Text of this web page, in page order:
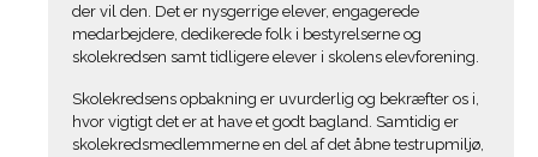
der vil den. Det er nysgerrige elever, engagerede
medarbejdere, dedikerede folk i bestyrelserne og
skolekredsen samt tidligere elever i skolens elevforening.
Skolekredsens opbakning er uvurderlig og bekræfter os i,
hvor vigtigt det er at have et godt bagland. Samtidig er
skolekredsmedlemmerne en del af det åbne testrupmiljø,